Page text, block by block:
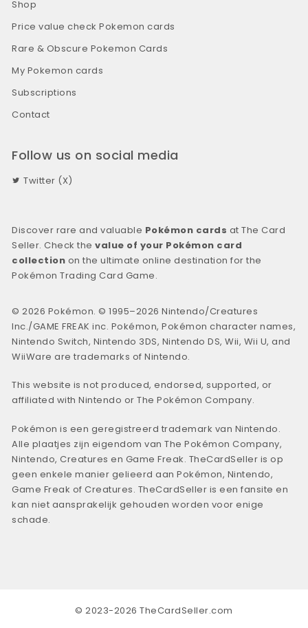
Shop
Price value check Pokemon cards
Rare & Obscure Pokemon Cards
My Pokemon cards
Subscriptions
Contact
Follow us on social media
Twitter (X)
Discover rare and valuable Pokémon cards at The Card
Seller. Check thevalue of your Pokémon card
collection on the ultimate online destination for the
Pokémon Trading Card Game.
© 2026 Pokémon. © 1995–2026 Nintendo/Creatures
Inc./GAME FREAK inc. Pokémon, Pokémon character names,
Nintendo Switch, Nintendo 3DS, Nintendo DS, Wii, Wii U, and
WiiWare are trademarks of Nintendo.
This website is not produced, endorsed, supported, or
affiliated with Nintendo or The Pokémon Company.
Pokémon is een geregistreerd trademark van Nintendo.
Alle plaatjes zijn eigendom van The Pokémon Company,
Nintendo, Creatures en Game Freak. TheCardSeller is op
geen enkele manier gelieerd aan Pokémon, Nintendo,
Game Freak of Creatures. TheCardSeller is een fansite en
kan niet aansprakelijk gehouden worden voor enige
schade.
© 2023-2026 TheCardSeller.com